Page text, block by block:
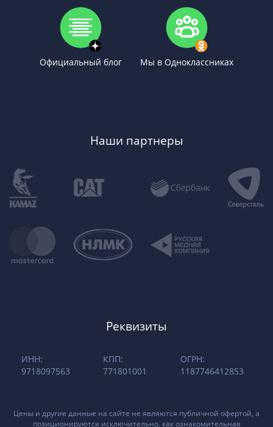
Официальный блог Мы в Одноклассниках
Наши партнеры
Реквизиты
ИНН:
9718097563
КПП:
771801001
ОГРН:
1187746412853
Цены и другие данные на сайте не являются публичной офертой, а
позиционируются исключительно, как ознакомительная